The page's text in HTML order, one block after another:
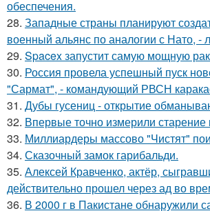
обеспечения.
28. Западные страны планируют
военный альянс по аналогии с Нато, -
29. Spacex запустит самую мощную
30. Россия провела успешный пуск
"Сармат", - командующий РВСН
31. Дубы гусениц - открытие
32. Впервые точно измерили старение
33. Миллиардеры массово "Чистят"
34. Сказочный замок гарибальди.
35. Алексей Кравченко, актёр,
действительно прошел через ад во
36. В 2000 г в Пакистане обнаружили